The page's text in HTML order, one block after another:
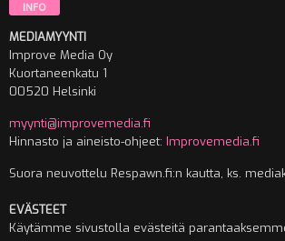
INFO
MEDIAMYYNTI
Improve Media Oy
Kuortaneenkatu 1
00520 Helsinki
myynti@improvemedia.fi
Hinnasto ja aineisto-ohjeet: Improvemedia.fi
Suora neuvottelu Respawn.fi:n kautta, ks.
EVÄSTEET
Käytämme sivustolla evästeitä